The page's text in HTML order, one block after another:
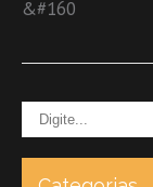
&#160